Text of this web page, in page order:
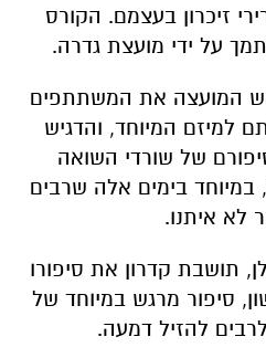
זיכרון בעצמם. הקורס
על ידי מועצת גדרה.
המועצה את המשתתפים
למיזם המיוחד, והדגיש
של שורדי השואה
במיוחד בימים אלה שרבים
לא איתנו.
תושבת קדרון את סיפורו
סיפור מרגש במיוחד של
להזיל דמעה.